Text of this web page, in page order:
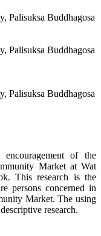
Palisuksa Buddhagosa
Palisuksa Buddhagosa
Palisuksa Buddhagosa
of the
Market at Wat
This research is the
persons concerned in
Market. The using
research.